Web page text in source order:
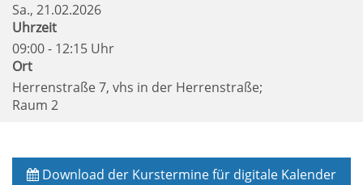
Sa., 21.02.2026
Uhrzeit
09:00 - 12:15 Uhr
Ort
Herrenstraße 7, vhs in der Herrenstraße;
Raum 2
Download der Kurstermine für digitale Kalender